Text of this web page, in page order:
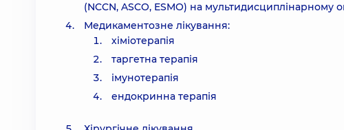
(NCCN, ASCO, ESMO) на мультидисциплінарному
Медикаментозне лікування:
хіміотерапія
таргетна терапія
імунотерапія
ендокринна терапія